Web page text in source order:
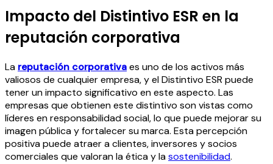
Impacto del Distintivo ESR en la
reputación corporativa
La reputación corporativaes uno de los activos más
valiosos de cualquier empresa, y el Distintivo ESR puede
tener un impacto significativo en este aspecto. Las
empresas que obtienen este distintivo son vistas como
líderes en responsabilidad social, lo que puede mejorar su
imagen pública y fortalecer su marca. Esta percepción
positiva puede atraer a clientes, inversores y socios
comerciales que valoran la ética y lasostenibilidad.